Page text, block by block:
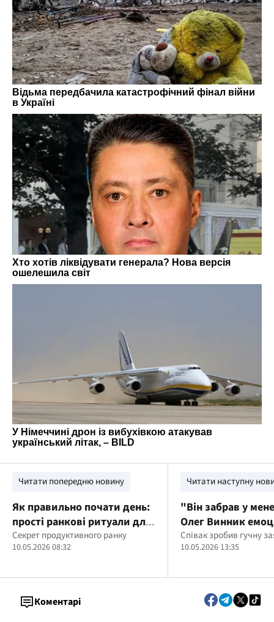
Читати попередню новину
Як правильно почати день:
прості ранкові ритуали для
здоров’я
Секрет продуктивного ранку
10.05.2026 08:32
Читати наступну
"Він забрав у
Олег Винник
висловився про
колишнього
Співак зробив гучну
10.05.2026 13:35
Коментарі